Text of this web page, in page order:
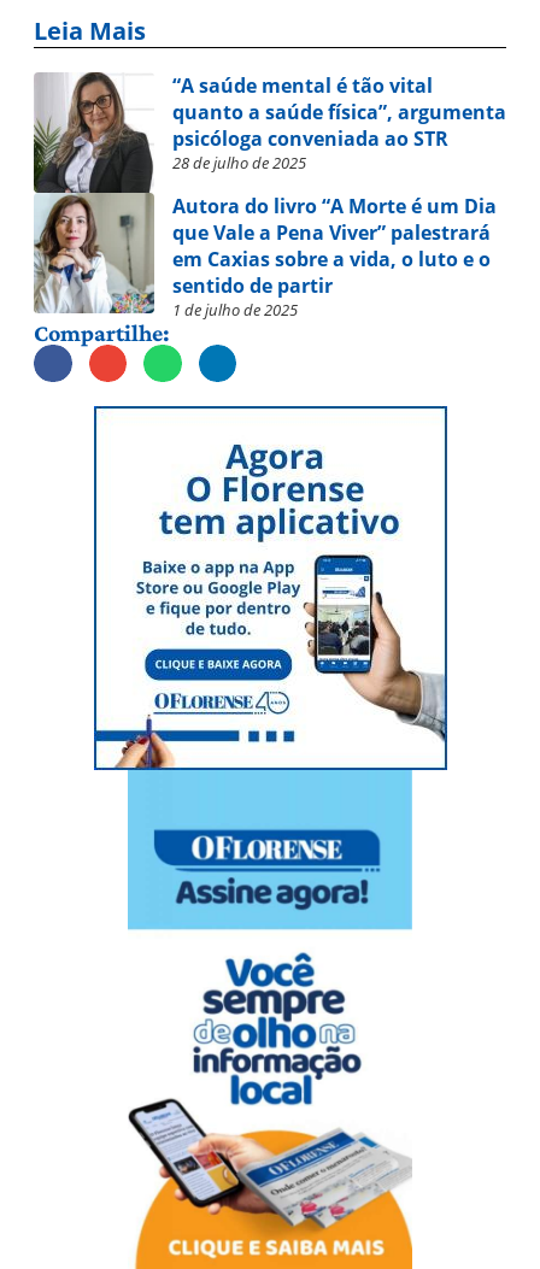
Leia Mais
“A saúde mental é tão vital
quanto a saúde física”, argumenta
psicóloga conveniada ao STR
28 de julho de 2025
Autora do livro “A Morte é um Dia
que Vale a Pena Viver” palestrará
em Caxias sobre a vida, o luto e o
sentido de partir
1 de julho de 2025
Compartilhe: